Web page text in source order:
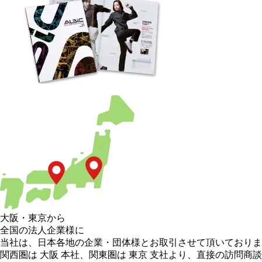
大阪 ・ 東京から
全国の法人企業様に
当社は、日本各地の企業・団体様とお取引させて頂いておりま
関西圏は 大阪 本社
関東圏は 東京 支社より、直接の訪問商